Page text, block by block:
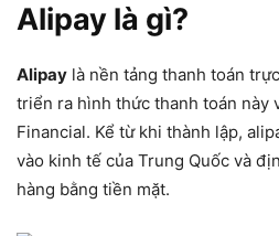
Alipay là gì?
Alipay là nền tảng thanh toán
triển ra hình thức thanh toán này
Financial. Kể từ khi thành lập,
vào kinh tế của Trung Quốc và
hàng bằng tiền mặt.